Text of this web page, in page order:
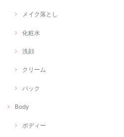
メイク落とし
化粧水
洗顔
クリーム
パック
Body
ボディー